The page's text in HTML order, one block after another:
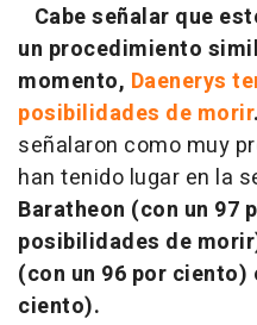
Cabe señalar que
un procedimiento
momento, Daenerys
posibilidades de morir.
señalaron como muy
han tenido lugar en la
Baratheon (con un 97
posibilidades de
(con un 96 por ciento)
ciento).